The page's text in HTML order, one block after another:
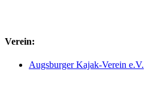
Verein:
Augsburger Kajak-Verein e.V.